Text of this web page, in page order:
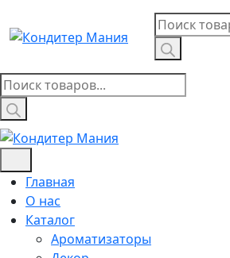
to
content
Поиск
товаров
Поиск
товаров
Главная
О нас
Каталог
Ароматизаторы